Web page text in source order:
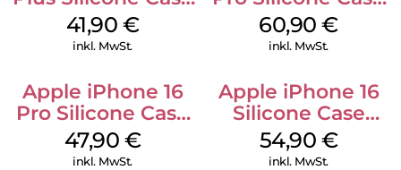
MagSafe Stone
Gray
41,90 €
inkl. MwSt.
MagSafe Stone
Gray
60,90€
inkl. MwSt.
Apple iPhone 16
Pro Silicone Case
MagSafe Denim
47,90 €
inkl. MwSt.
Apple iPhone 16
Silicone Case
MagSafe Lake
Green
54,90 €
inkl. MwSt.